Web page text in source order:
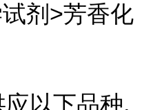
剂>芳香化
以下品种,